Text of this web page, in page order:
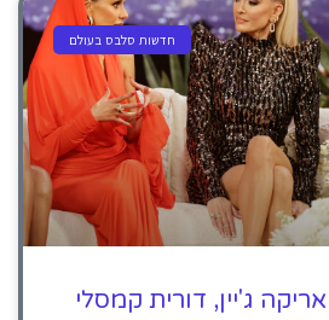
חדשות סלבס בעולם
ג'יין, דורית קמסלי